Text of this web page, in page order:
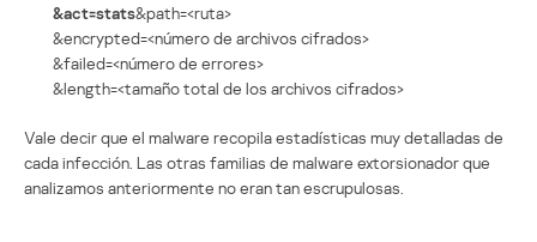
&act=stats&path=<ruta>
&encrypted=<número de archivos cifrados>
&failed=<número de errores>
&length=<tamaño total de los archivos cifrados>
Vale decir que el malware recopila estadísticas muy detalladas de
cada infección. Las otras familias de malware extorsionador que
analizamos anteriormente no eran tan escrupulosas.